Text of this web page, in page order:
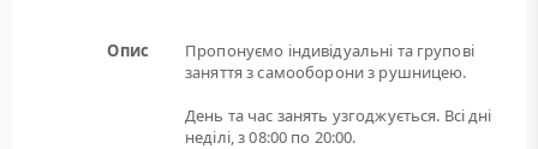
Опис
Пропонуємо індивідуальні та групові
заняття з самооборони з рушницею.
День та час занять узгоджується. Всі дні
неділі, з 08:00 по 20:00.